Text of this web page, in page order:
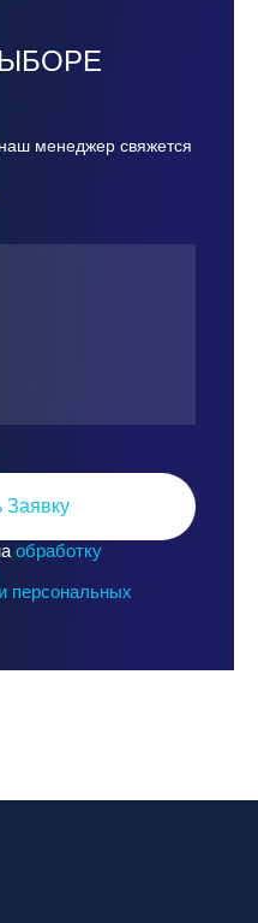
менеджер свяжется
Заявку
обработку
персональных